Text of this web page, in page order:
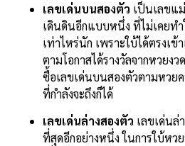
เลขเด่นบนสองตัว เป็นเลขแ
เดินดินอีกแบบหนึ่ง ที่ไม่เคยทำ
เท่าไหร่นัก เพราะใบ้ได้ตรงเข้
ตามโอกาสได้รางวัลจากหวยง
ซื้อเลขเด่นบนสองตัวตามหวย
ที่กำลังจะถึงก็ได้
เลขเด่นล่างสองตัว เลขเด่นล่
ที่สุดอีกอย่างหนึ่ง ในการใบ้ห